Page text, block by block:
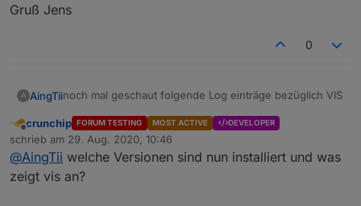
Gruß Jens
0
A AingTiinoch mal geschaut folgende Log einträge bezüglich VIS
host.ioBroker	2020-08-29 12:21:01.719
vis.0	2020-08-29 12:21:01.195	info	(4393)
vis.0	2020-08-29 12:20:59.886	info
auch nach reboot.
Offline
crunchip FORUM TESTING MOST ACTIVE DEVELOPER
schrieb am 29. Aug. 2020, 10:46
zuletzt editiert von
@AingTii welche Versionen sind nun installiert und was
zeigt vis an?